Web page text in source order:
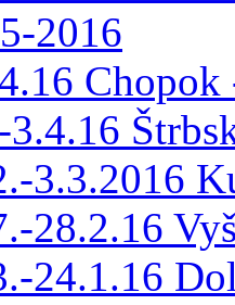
2016
Chopok
3.3.2016
28.2.16
24.1.16